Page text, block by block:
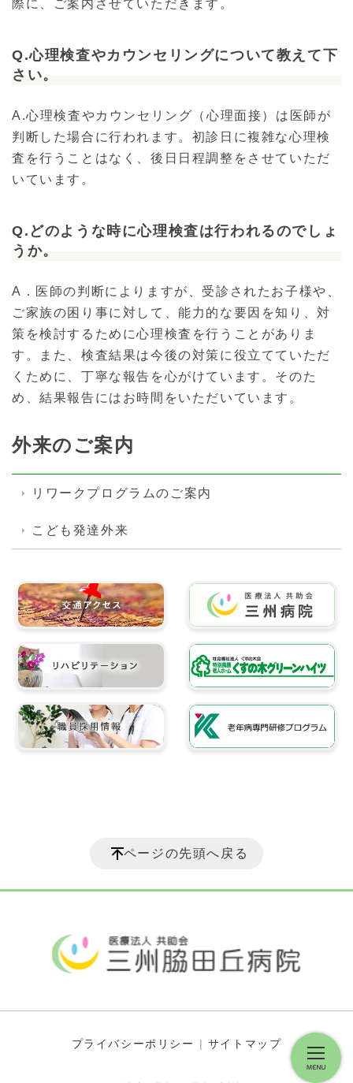
際に、ご案内させていただきます。
Q.心理検査やカウンセリングについて教えて下
さい。
A.心理検査やカウンセリング（心理面接）は医師が
判断した場合に行われます。初診日に複雑な心理検
査を行うことはなく、後日日程調整をさせていただ
いています。
Q.どのような時に心理検査は行われるのでしょ
うか。
A．医師の判断によりますが、受診されたお子様や、
ご家族の困り事に対して、能力的な要因を知り、対
策を検討するために心理検査を行うことがありま
す。また、検査結果は今後の対策に役立てていただ
くために、丁寧な報告を心がけています。そのた
め、結果報告にはお時間をいただいています。
外来のご案内
リワークプログラムのご案内
こども発達外来
ページの先頭へ戻る
プライバシーポリシー サイトマップ